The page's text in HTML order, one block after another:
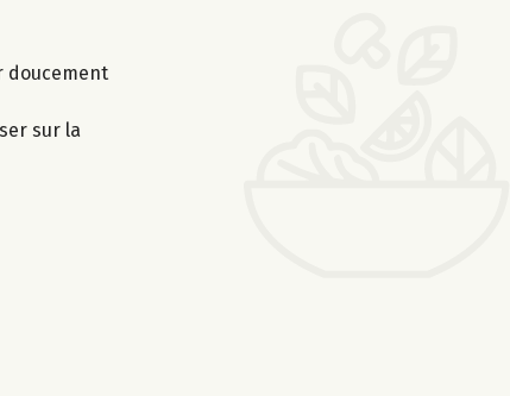
doucement
sur la